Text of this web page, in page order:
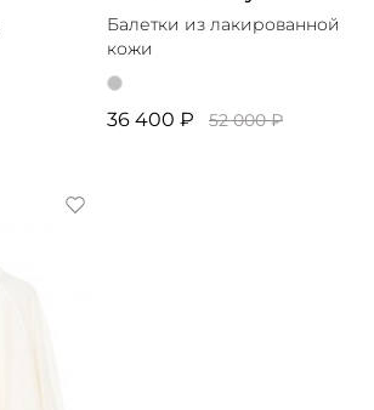
Балетки из лакированной
кожи
36 400 ₽ 52 000 ₽